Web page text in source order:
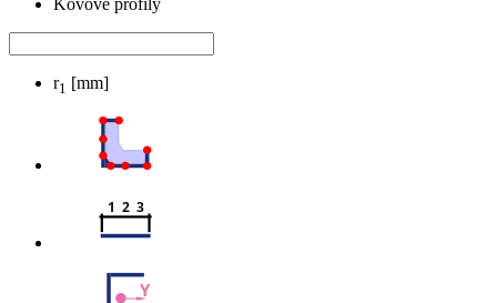
r1 [mm]
1  2  3
Y